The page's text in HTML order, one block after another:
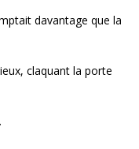
davantage que la
claquant la porte